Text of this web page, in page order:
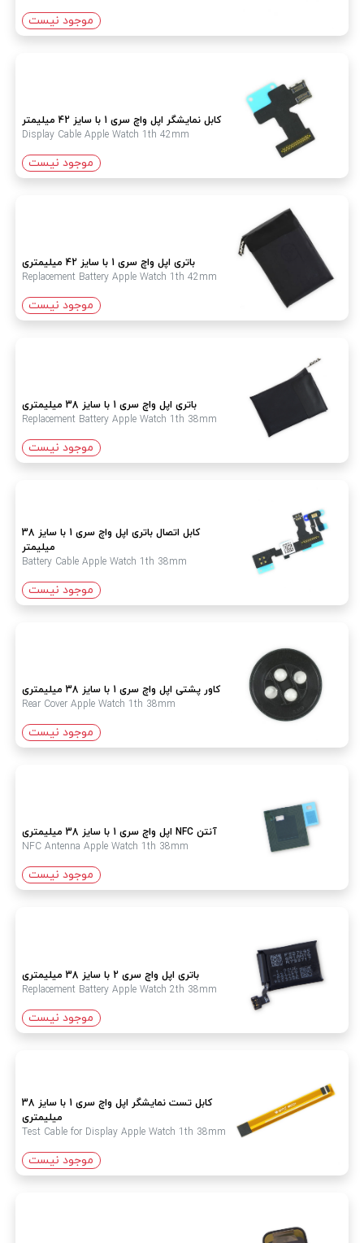
موجود نیست
کابل نمایشگر اپل واچ سری 1 با سایز 42 میلیمتر
Display Cable Apple Watch 1th 42mm
موجود نیست
باتری اپل واچ سری 1 با سایز 42 میلیمتری
Replacement Battery Apple Watch 1th 42mm
موجود نیست
باتری اپل واچ سری 1 با سایز 38 میلیمتری
Replacement Battery Apple Watch 1th 38mm
موجود نیست
کابل اتصال باتری اپل واچ سری 1 با سایز 38
میلیمتر
Battery Cable Apple Watch 1th 38mm
موجود نیست
کاور پشتی اپل واچ سری 1 با سایز 38 میلیمتری
Rear Cover Apple Watch 1th 38mm
موجود نیست
آنتن NFC اپل واچ سری 1 با سایز 38 میلیمتری
NFC Antenna Apple Watch 1th 38mm
موجود نیست
باتری اپل واچ سری 2 با سایز 38 میلیمتری
Replacement Battery Apple Watch 2th 38mm
موجود نیست
کابل تست نمایشگر اپل واچ سری 1 با سایز 38
میلیمتری
Test Cable for Display Apple Watch 1th 38mm
موجود نیست